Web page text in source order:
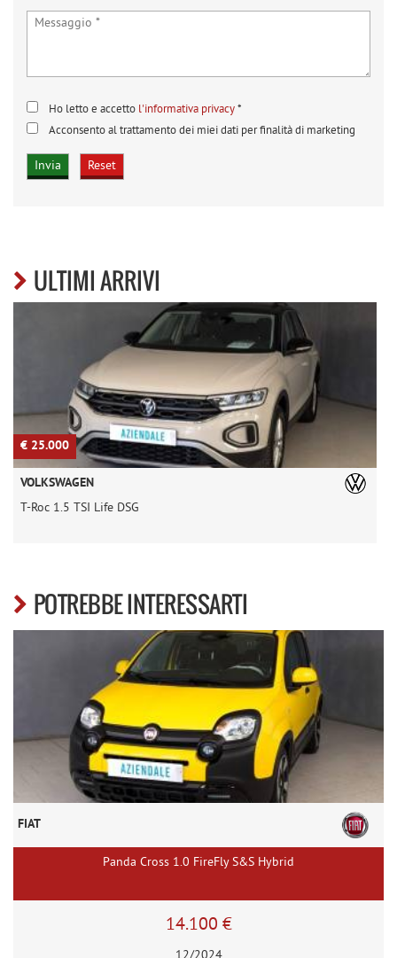
Ho letto e accetto l'informativa privacy*
Acconsento al trattamento dei miei dati per finalità di marketing
ULTIMI ARRIVI
€ 25.000
VOLKSWAGEN
T-Roc 1.5 TSI Life DSG
POTREBBE INTERESSARTI
FIAT
Panda Cross 1.0 FireFly S&S Hybrid
14.100 €